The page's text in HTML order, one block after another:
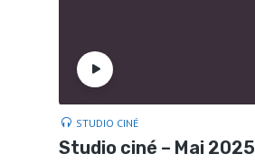
STUDIO CINÉ
Studio ciné – Mai 2025